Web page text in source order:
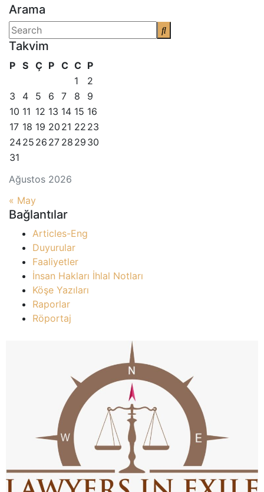
Arama
Takvim
Ağustos 2026
P S Ç P C C P
1
2
3
4 5 6 7 8
9
10 11 12 13 14 15 16
17 18 19 20 21 22 23
2425 26 27 28 29 30
31
« May
Bağlantılar
Articles-Eng
Duyurular
Faaliyetler
İnsan Hakları İhlal Notları
Köşe Yazıları
Raporlar
Röportaj